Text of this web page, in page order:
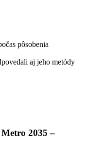
pôsobenia
aj jeho metódy
2035 –